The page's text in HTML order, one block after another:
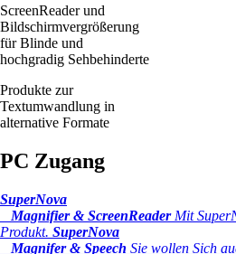
ScreenReader und
Bildschirmvergrößerung
für Blinde und
hochgradig Sehbehinderte
Produkte zur
Textumwandlung in
alternative Formate
PC Zugang
SuperNova
Magnifier & ScreenReaderMit
Produkt. SuperNova
Magnifer & Speech Sie wollen Sich